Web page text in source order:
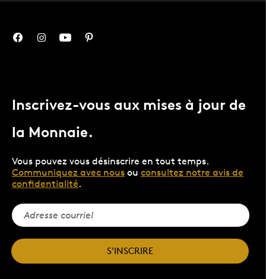
Inscrivez-vous aux mises à jour de
la Monnaie.
Vous pouvez vous désinscrire en tout temps.
Communiquez avec nous ou consultez notre avis de
confidentialité.
S'INSCRIRE